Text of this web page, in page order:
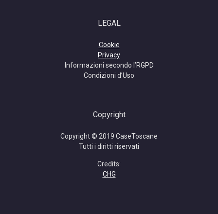
LEGAL
Cookie
Privacy
Informazioni secondo l’RGPD
Condizioni d’Uso
Copyright
Copyright © 2019 CaseToscane
Tutti i diritti riservati
Credits:
CHG